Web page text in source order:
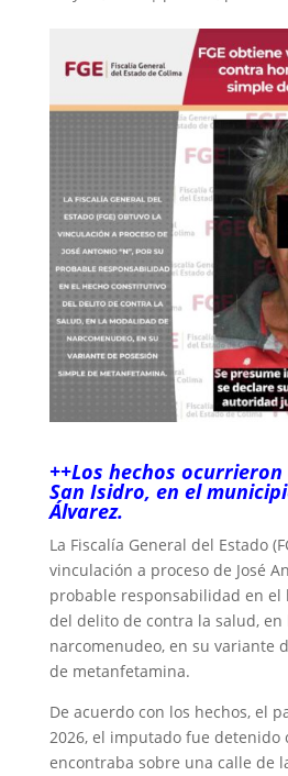
++Los hechos
San Isidro, en el
Álvarez.
La Fiscalía General del Estado
vinculación a proceso de José
probable responsabilidad en el
del delito de contra la salud,
narcomenudeo, en su variante
de metanfetamina.
De acuerdo con los hechos, el
2026, el imputado fue detenido
encontraba sobre una calle de